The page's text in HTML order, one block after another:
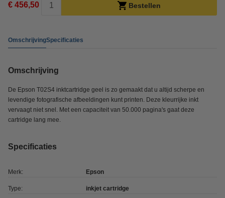
€ 456,50 Bestellen
OmschrijvingSpecificaties
Omschrijving
De Epson T02S4 inktcartridge geel is zo gemaakt dat u altijd scherpe en
levendige fotografische afbeeldingen kunt printen. Deze kleurrijke inkt
vervaagt niet snel. Met een capaciteit van 50.000 pagina's gaat deze
cartridge lang mee.
Specificaties
Merk: Epson
Type: inkjet cartridge